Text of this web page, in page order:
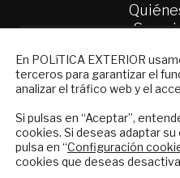
Condiciones
En POLíTICA EXTERIOR
terceros para garantizar el
analizar el tráfico web y el
Si pulsas en “Aceptar”,
cookies. Si deseas adaptar
pulsa en “Configuración
cookies que deseas
NEWSLETTER
Suscríbase a
reciba en su correo
internacional en